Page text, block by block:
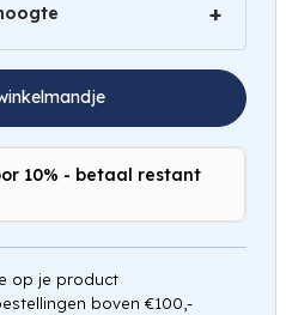
op de hoogte
10% - betaal restant
op je product
boven €100,-